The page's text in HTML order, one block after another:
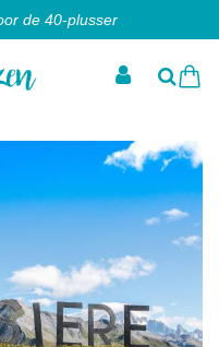
de 40-plusser